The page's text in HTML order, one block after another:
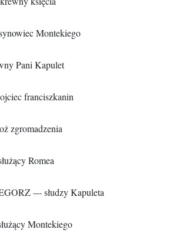
Montekiego
Pani Kapulet
franciszkanin
zgromadzenia
Romea
--- słudzy Kapuleta
Montekiego